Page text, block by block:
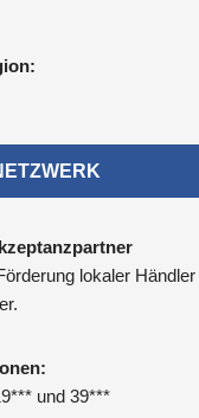
lokaler Händler
und 39***